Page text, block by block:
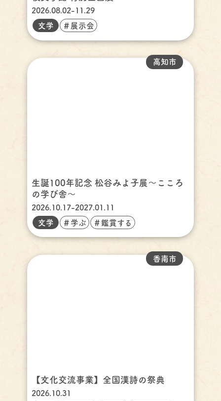
2026.08.02-11.29
文学
＃展示会
生誕100年記念 松谷みよ子展～こころ
の学び舎～
高知市
2026.10.17-2027.01.11
文学
＃学ぶ ＃鑑賞する
【文化交流事業】全国漢詩の祭典
香南市
2026.10.31